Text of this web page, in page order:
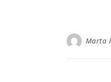
Marta